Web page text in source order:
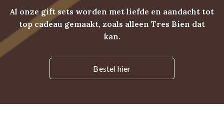
Al onze gift sets worden met liefde en aandacht tot
top cadeau gemaakt, zoals alleen Tres Bien dat
kan.
Bestel hier